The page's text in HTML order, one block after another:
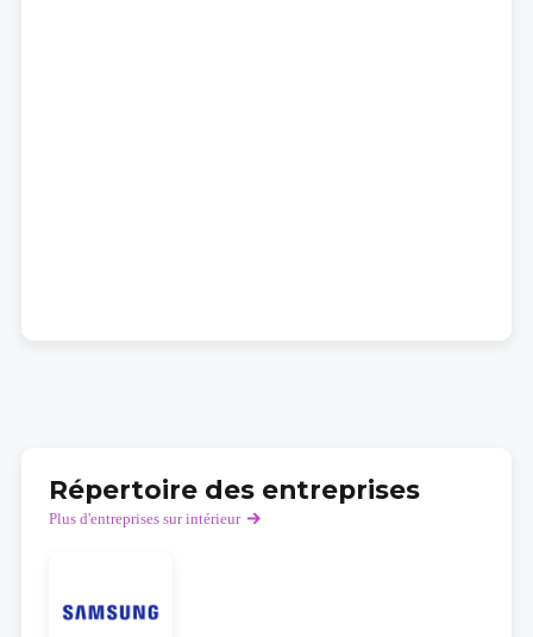
Répertoire des entreprises
Plus d'entreprises sur intérieur